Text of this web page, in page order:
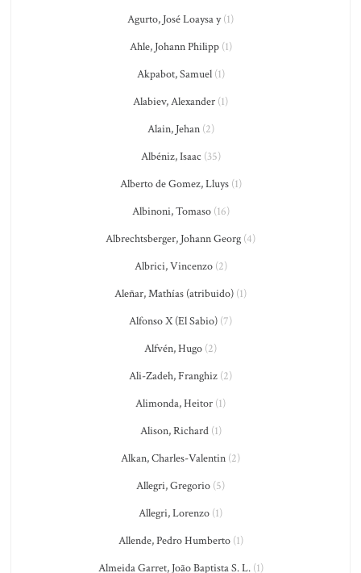
Agurto, José Loaysa y(1)
Ahle, Johann Philipp(1)
Akpabot, Samuel(1)
Alabiev, Alexander (1)
Alain, Jehan(2)
Albéniz, Isaac (35)
Alberto de Gomez, Lluys(1)
Albinoni, Tomaso(16)
Albrechtsberger, Johann Georg (4)
Albrici, Vincenzo(2)
Aleñar, Mathías (atribuido) (1)
Alfonso X (El Sabio) (7)
Alfvén, Hugo (2)
Ali-Zadeh, Franghiz (2)
Alimonda, Heitor (1)
Alison, Richard(1)
Alkan, Charles-Valentin (2)
Allegri, Gregorio (5)
Allegri, Lorenzo (1)
Allende, Pedro Humberto(1)
Almeida Garret, João Baptista S. L.(1)